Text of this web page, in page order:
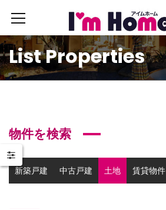
List Properties
物件を検索
新築戸建 中古戸建 土地 賃貸物件